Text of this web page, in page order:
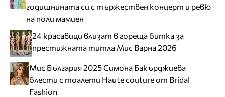
годишнината си с тържествен концерт и ревю
на поли мамиен
24 красавици влизат в гореща битка за
престижната титла Мис Варна 2026
Мис България 2025 Симона Бакърджиева
блести с тоалети Haute couture от Bridal
Fashion